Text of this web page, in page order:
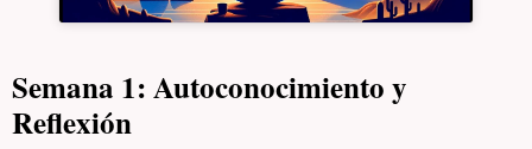
Semana 1: Autoconocimiento y
Reflexión